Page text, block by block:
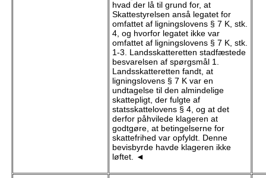
hvad der lå til grund for, at
Skattestyrelsen anså legatet for
omfattet af ligningslovens § 7 K, stk.
4, og hvorfor legatet ikke var
omfattet af ligningslovens § 7 K, stk.
1-3. Landsskatteretten stadfæstede
besvarelsen af spørgsmål 1.
Landsskatteretten fandt, at
ligningslovens § 7 K var en
undtagelse til den almindelige
skattepligt, der fulgte af
statsskattelovens § 4, og at det
derfor påhvilede klageren at
godtgøre, at betingelserne for
skattefrihed var opfyldt. Denne
bevisbyrde havde klageren ikke
løftet. ◄